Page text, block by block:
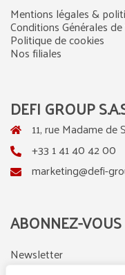
Mentions légales &
Conditions Générales
Politique de cookies
Nos filiales
DEFI GROUP
11, rue Madame de
+33 1 41 40 42 00
marketing@defi-
ABONNEZ-VOUS
Newsletter